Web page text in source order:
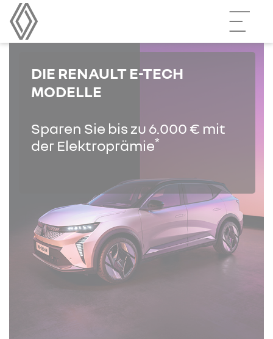
DIE RENAULT E-TECH
MODELLE
Sparen Sie bis zu 6.000 € mit
der Elektroprämie*